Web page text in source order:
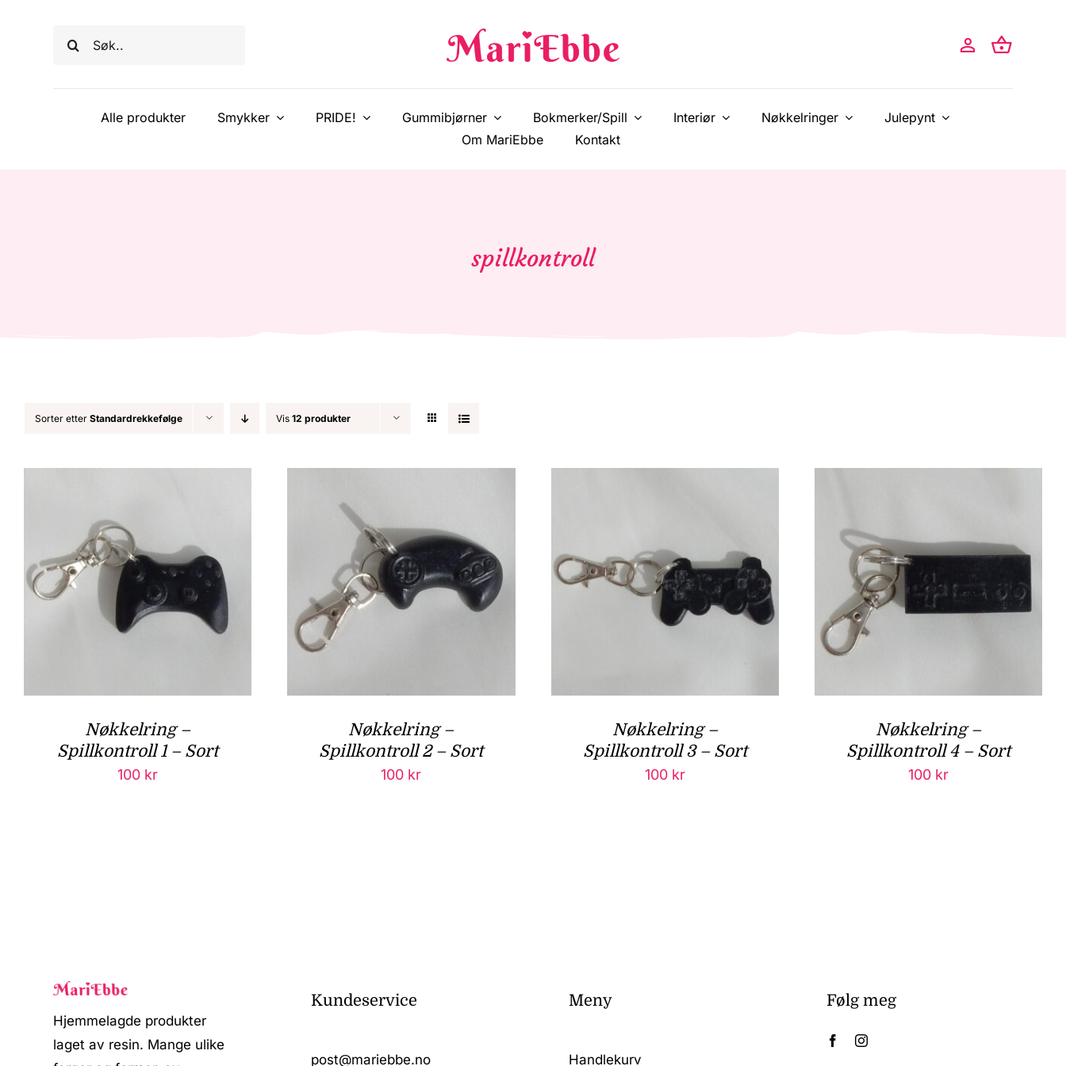
Søk
Alle produkter Smykker PRIDE! Gummibjørner Bokmerker/Spill Interiør Nøkkelringer
Julepynt
Om MariEbbe
Kontakt
spillkontroll
Sorter etter Standardrekkefølge Vis 12 produkter
Nøkkelring –
Spillkontroll 1 – Sort
100 kr
Nøkkelring –
Spillkontroll 2 – Sort
100 kr
Nøkkelring –
Spillkontroll 3 – Sort
100 kr
Nøkkelring –
Spillkontroll 4 – Sort
100 kr
Hjemmelagde produkter
laget av resin. Mange ulike
Kundeservice
post@mariebbe.no
Meny
Handlekurv
Følg meg